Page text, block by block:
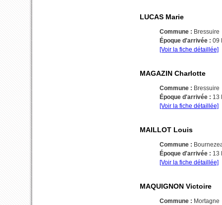
LUCAS Marie
Commune : Bressuire
Époque d'arrivée : 09
[Voir la fiche détaillée]
MAGAZIN Charlotte
Commune : Bressuire
Époque d'arrivée : 13
[Voir la fiche détaillée]
MAILLOT Louis
Commune :
Époque d'arrivée : 13
[Voir la fiche détaillée]
MAQUIGNON Victoire
Commune : Mortagne